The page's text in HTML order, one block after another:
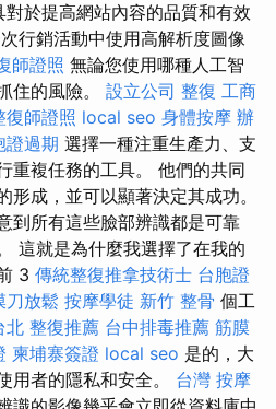
對於提高網站內容的品質和有效
行銷活動中使用高解析度圖像
師證照 無論您使用哪種人工智
住的風險。 設立公司 整復 工商
復師證照 local seo 身體按摩 辦
證過期 選擇一種注重生產力、支
重複任務的工具。 他們的共同
形成，並可以顯著決定其成功。
到所有這些臉部辨識都是可靠
這就是為什麼我選擇了在我的
3 傳統整復推拿技術士 台胞證
刀放鬆 按摩學徒 新竹 整骨 個工
北 整復推薦 台中排毒推薦 筋膜
柬埔寨簽證 local seo 是的，大
用者的隱私和安全。 台灣 按摩